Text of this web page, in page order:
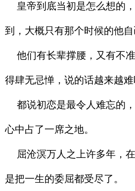
皇帝到底当初是怎么想的
到，大概只有那个时候的他自
他们有长辈撑腰，又有不
得肆无忌惮，说的话越来越难
都说初恋是最令人难忘的
心中占了一席之地。
屈沧溟万人之上许多年，
是把一生的委屈都受尽了。